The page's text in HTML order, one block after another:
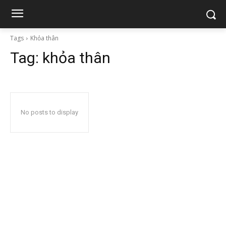
Tags Khỏa thân
Tag: khỏa thân
No posts to display